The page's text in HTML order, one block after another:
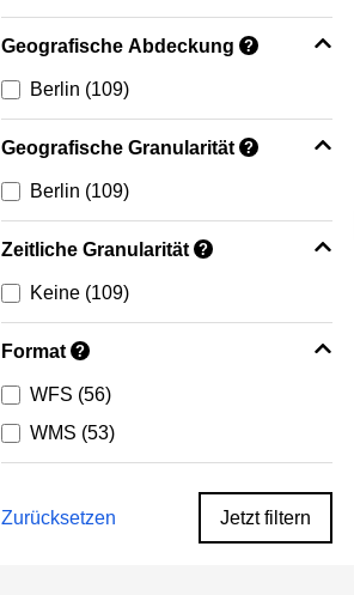
Geografische Abdeckung ?
Berlin (109)
Geografische Granularität ?
Berlin (109)
Zeitliche Granularität ?
Keine (109)
Format ?
WFS (56)
WMS (53)
Zurücksetzen Jetzt filtern